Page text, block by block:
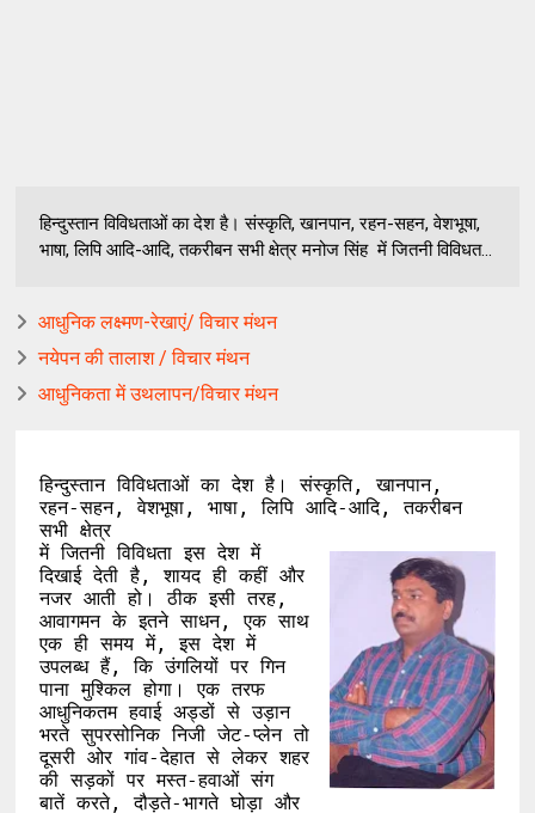
हिन्दुस्तान विविधताओं का देश है। संस्कृति, खानपान, रहन-सहन, वेशभूषा,
भाषा, लिपि आदि-आदि, तकरीबन सभी क्षेत्र मनोज सिंह में जितनी विविधत...
आधुनिक लक्ष्मण-रेखाएं/ विचार मंथन
नयेपन की तालाश / विचार मंथन
आधुनिकता में उथलापन/विचार मंथन
हिन्दुस्तान विविधताओं का देश है। संस्कृति, खानपान,
रहन-सहन, वेशभूषा, भाषा, लिपि आदि-आदि, तकरीबन
सभी क्षेत्र
में जितनी विविधता इस देश में
दिखाई देती है, शायद ही कहीं और
नजर आती हो। ठीक इसी तरह,
आवागमन के इतने साधन, एक साथ
एक ही समय में, इस देश में
उपलब्ध हैं, कि उंगलियों पर गिन
पाना मुश्किल होगा। एक तरफ
आधुनिकतम हवाई अड्डों से उड़ान
भरते सुपरसोनिक निजी जेट-प्लेन तो
दूसरी ओर गांव-देहात से लेकर शहर
की सड़कों पर मस्त-हवाओं संग
बातें करते, दौड़ते-भागते घोड़ा और